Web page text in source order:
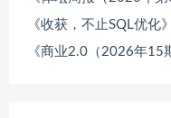
《收获，不止SQL优化
《商业2.0（2026年15